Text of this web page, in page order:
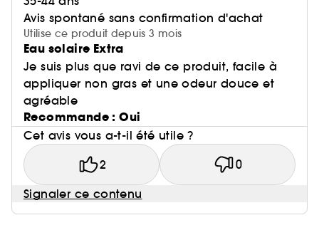
Avis spontané sans confirmation d'achat
Utilise ce produit depuis 3 mois
Eau solaire Extra
Je suis plus que ravi de ce produit, facile à
appliquer non gras et une odeur douce et
agréable
Recommande : Oui
Cet avis vous a-t-il été utile ?
2 0
Signaler ce contenu